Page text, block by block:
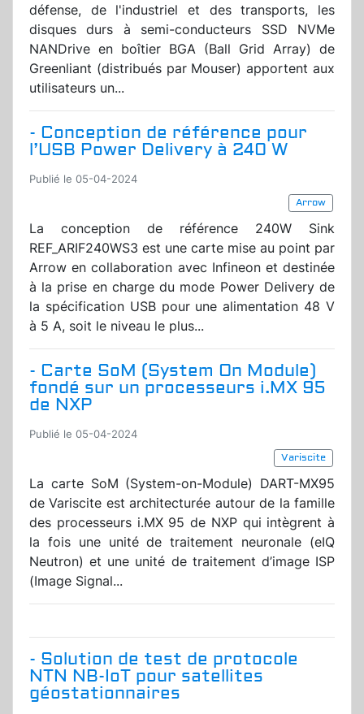
défense, de l'industriel et des transports, les
disques durs à semi-conducteurs SSD NVMe
NANDrive en boîtier BGA (Ball Grid Array) de
Greenliant (distribués par Mouser) apportent aux
utilisateurs un...
- Conception de référence pour
l’USB Power Delivery à 240 W
Publié le 05-04-2024
Arrow
La conception de référence 240W Sink
REF_ARIF240WS3 est une carte mise au point par
Arrow en collaboration avec Infineon et destinée
à la prise en charge du mode Power Delivery de
la spécification USB pour une alimentation 48 V
à 5 A, soit le niveau le plus...
- Carte SoM (System On Module)
fondé sur un processeurs i.MX 95
de NXP
Publié le 05-04-2024
Variscite
La carte SoM (System-on-Module) DART-MX95
de Variscite est architecturée autour de la famille
des processeurs i.MX 95 de NXP qui intègrent à
la fois une unité de traitement neuronale (eIQ
Neutron) et une unité de traitement d’image ISP
(Image Signal...
- Solution de test de protocole
NTN NB-IoT pour satellites
géostationnaires